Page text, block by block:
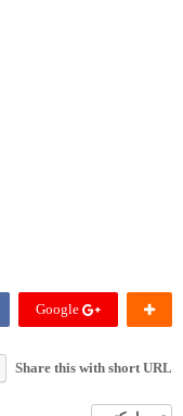
Share this with short URL